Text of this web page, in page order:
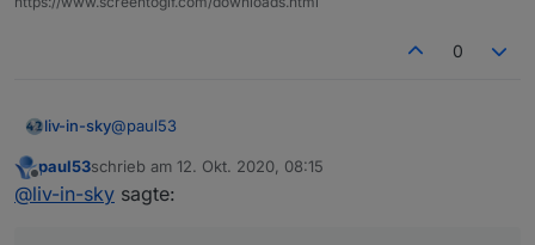
0
liv-in-sky@paul53
ich wollte gerne den virtualPower adapter nutzen um
die aliase zu messen. dazu brauche ich das
Offline
paul53schrieb am 12. Okt. 2020, 08:15
zuletzt editiert von
@liv-in-sky sagte: